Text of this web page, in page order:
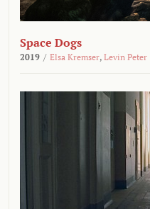
Space Dogs
2019 / Elsa Kremser, Levin Peter